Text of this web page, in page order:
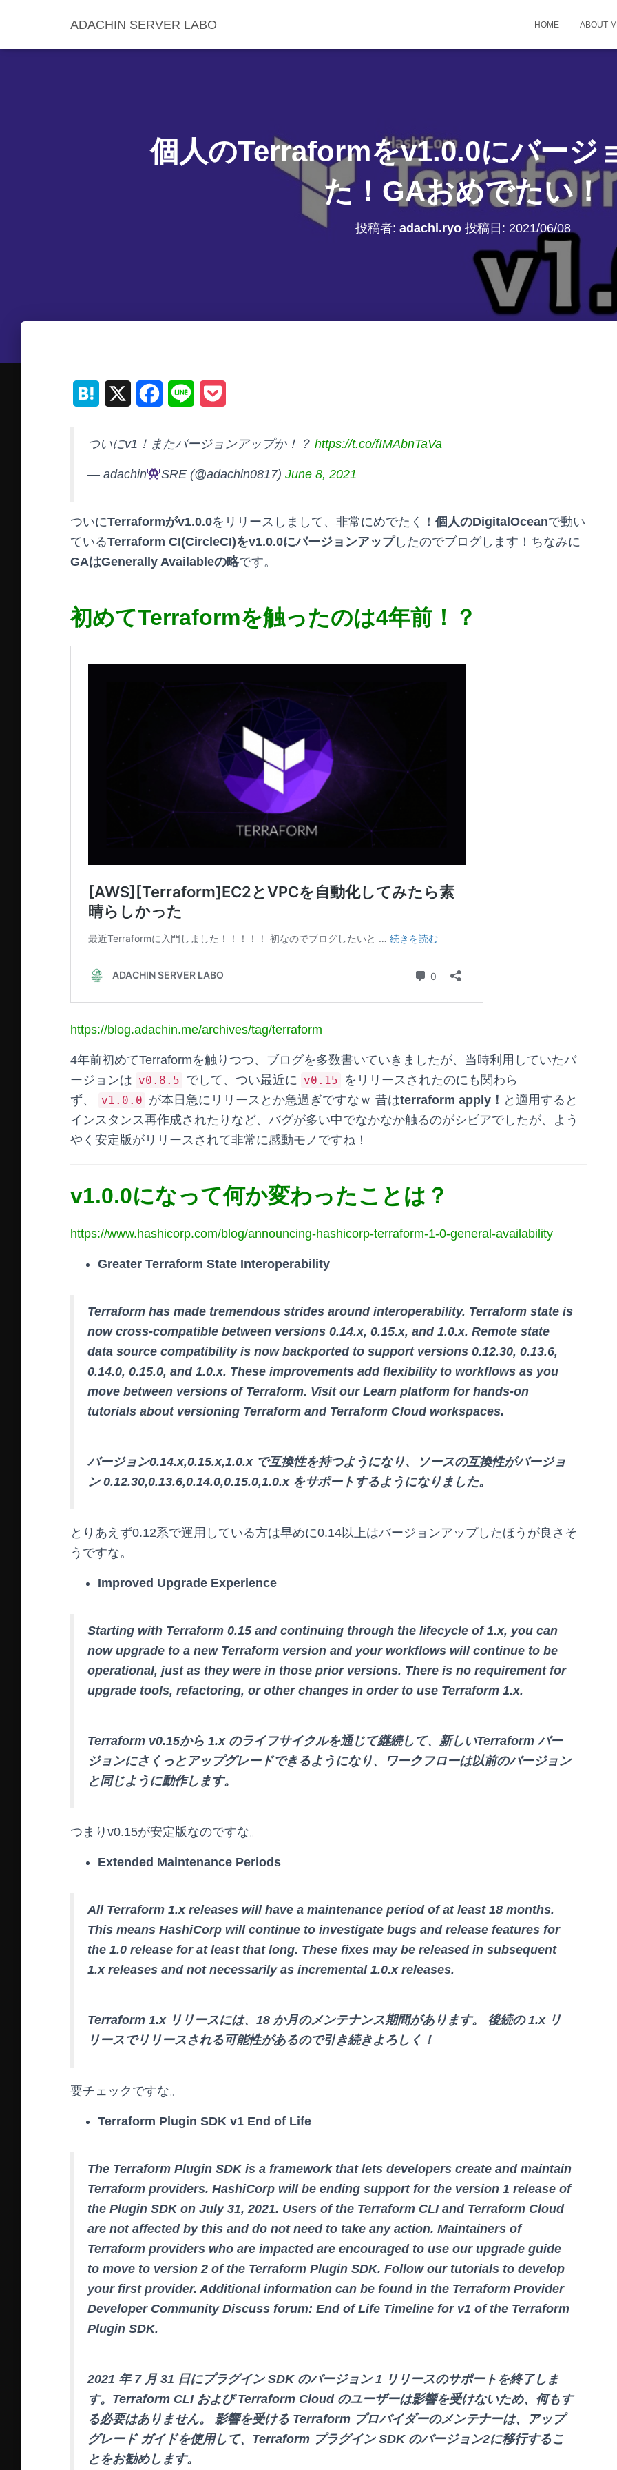
ADACHIN SERVER LABO HOME ABOUT
個人のTerraformをv1.0.0にバージ
た！GAおめでたい！
投稿者: adachi.ryo投稿日: 2021/06/08
t
e
a
c
e
o
n
e
c
k
t
ついにv1！またバージョンアップか！？ https://t.co/fIMAbnTaVa
— adachin SRE (@adachin0817) June 8, 2021
ついにTerraformがv1.0.0をリリースしまして、非常にめでたく！ 個人のDigitalOceanで動い
ているTerraform CI(CircleCI)をv1.0.0にバージョンアップしたのでブログします！ちなみに
GAはGenerally Availableの略です。
初めてTerraformを触ったのは4年前！？
https://blog.adachin.me/archives/tag/terraform
4年前初めてTerraformを触りつつ、ブログを多数書いていきましたが、当時利用していたバ
ージョンは v0.8.5 でして、つい最近に v0.15
をリリースされたのにも関わら
ず、
v1.0.0 が本日急にリリースとか急過ぎですなｗ 昔はterraform apply！ と適用すると
インスタンス再作成されたりなど、バグが多い中でなかなか触るのがシビアでしたが、よう
やく安定版がリリースされて非常に感動モノですね！
v1.0.0になって何か変わったことは？
https://www.hashicorp.com/blog/announcing-hashicorp-terraform-1-0-general-availability
Greater Terraform State Interoperability
Terraform has made tremendous strides around interoperability. Terraform state is
now cross-compatible between versions 0.14.x, 0.15.x, and 1.0.x. Remote state
data source compatibility is now backported to support versions 0.12.30, 0.13.6,
0.14.0, 0.15.0, and 1.0.x. These improvements add flexibility to workflows as you
move between versions of Terraform. Visit our Learn platform for hands-on
tutorials about versioning Terraform and Terraform Cloud workspaces.
バージョン0.14.x,0.15.x,1.0.x で互換性を持つようになり、ソースの互換性がバージョ
ン 0.12.30,0.13.6,0.14.0,0.15.0,1.0.x をサポートするようになりました。
とりあえず0.12系で運用している方は早めに0.14以上はバージョンアップしたほうが良さそ
うですな。
Improved Upgrade Experience
Starting with Terraform 0.15 and continuing through the lifecycle of 1.x, you can
now upgrade to a new Terraform version and your workflows will continue to be
operational, just as they were in those prior versions. There is no requirement for
upgrade tools, refactoring, or other changes in order to use Terraform 1.x.
Terraform v0.15から 1.x のライフサイクルを通じて継続して、新しいTerraform バー
ジョンにさくっとアップグレードできるようになり、ワークフローは以前のバージョン
と同じように動作します。
つまりv0.15が安定版なのですな。
Extended Maintenance Periods
All Terraform 1.x releases will have a maintenance period of at least 18 months.
This means HashiCorp will continue to investigate bugs and release features for
the 1.0 release for at least that long. These fixes may be released in subsequent
1.x releases and not necessarily as incremental 1.0.x releases.
Terraform 1.x リリースには、18 か月のメンテナンス期間があります。 後続の 1.x リ
リースでリリースされる可能性があるので引き続きよろしく！
要チェックですな。
Terraform Plugin SDK v1 End of Life
The Terraform Plugin SDK is a framework that lets developers create and maintain
Terraform providers. HashiCorp will be ending support for the version 1 release of
the Plugin SDK on July 31, 2021. Users of the Terraform CLI and Terraform Cloud
are not affected by this and do not need to take any action. Maintainers of
Terraform providers who are impacted are encouraged to use our upgrade guide
to move to version 2 of the Terraform Plugin SDK. Follow our tutorials to develop
your first provider. Additional information can be found in the Terraform Provider
Developer Community Discuss forum: End of Life Timeline for v1 of the Terraform
Plugin SDK.
2021 年 7 月 31 日にプラグイン SDK のバージョン 1 リリースのサポートを終了しま
す。Terraform CLI および Terraform Cloud のユーザーは影響を受けないため、何もす
る必要はありません。 影響を受ける Terraform プロバイダーのメンテナーは、アップ
グレード ガイドを使用して、Terraform プラグイン SDK のバージョン2に移行するこ
とをお勧めします。